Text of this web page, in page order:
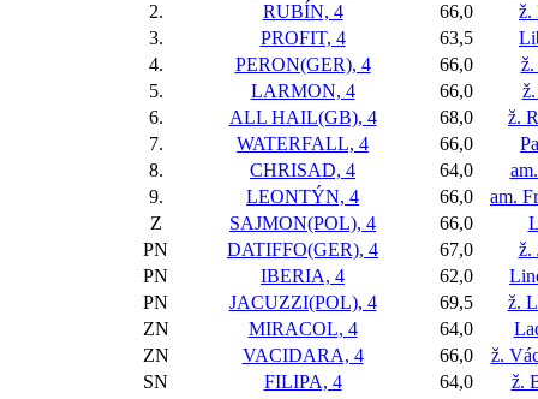
2.
RUBÍN, 4 66,0
ž.
3.
PROFIT, 4 63,5
4.
PERON(GER), 4 66,0
ž.
5.
LARMON, 4 66,0
6.
ALL HAIL(GB), 4 68,0
ž.
7.
WATERFALL, 4 66,0
8.
CHRISAD, 4 64,0
9.
LEONTÝN, 4 66,0
am.
Z
SAJMON(POL), 4 66,0
PN
DATIFFO(GER), 4 67,0
ž.
PN
IBERIA, 4 62,0
PN
JACUZZI(POL), 4 69,5
ž.
ZN
MIRACOL, 4 64,0
ZN
VACIDARA, 4 66,0
ž.
SN
FILIPA, 4 64,0 ž.